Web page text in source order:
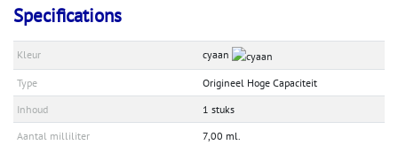
Specifications
Kleur cyaan
Type
Origineel Hoge Capaciteit
Inhoud
1 stuks
Aantal milliliter
7,00 ml.